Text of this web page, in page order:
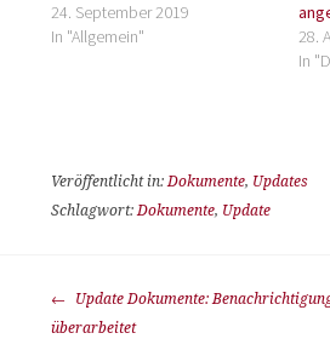
24. September 2019
In "Allgemein"
28.
In
Veröffentlicht in:Dokumente, Updates
Schlagwort:Dokumente, Update
Update Dokumente:
überarbeitet